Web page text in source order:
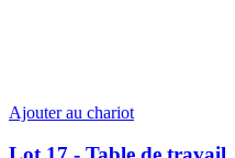
Ajouter au chariot